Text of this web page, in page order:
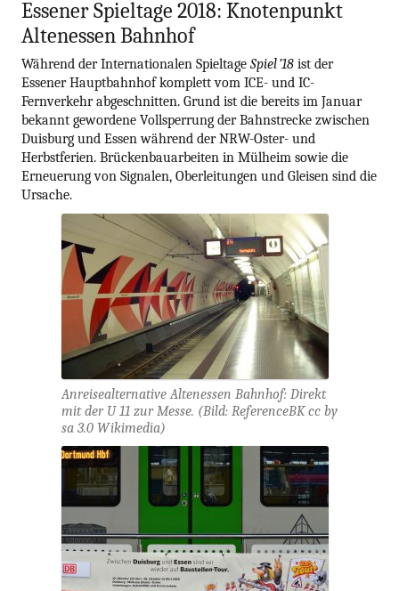
Essener Spieltage 2018: Knotenpunkt
Altenessen Bahnhof
Während der Internationalen Spieltage Spiel ’18 ist der
Essener Hauptbahnhof komplett vom ICE- und IC-
Fernverkehr abgeschnitten. Grund ist die bereits im Januar
bekannt gewordene Vollsperrung der Bahnstrecke zwischen
Duisburg und Essen während der NRW-Oster- und
Herbstferien. Brückenbauarbeiten in Mülheim sowie die
Erneuerung von Signalen, Oberleitungen und Gleisen sind die
Ursache.
Anreisealternative Altenessen Bahnhof: Direkt
mit der U 11 zur Messe. (Bild: ReferenceBK cc by
sa 3.0 Wikimedia)